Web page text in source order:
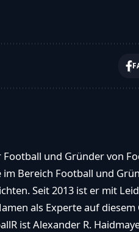
und Gründer von
Bereich Football und
Seit 2013 ist er mit
als Experte auf
ist Alexander R.